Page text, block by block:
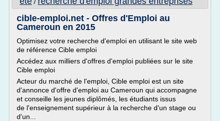
cible-emploi.net - Offres d'Emploi au
Cameroun en 2015
Optimisez votre recherche d'emploi en utilisant le site web
de référence Cible emploi
Accédez aux milliers d'offres d'emploi publiées sur le site
Cible emploi
Acteur du marché de l'emploi, Cible emploi est un site
d'annonce d'offre d'emploi au Cameroun qui accompagne
et conseille les jeunes diplômés, les étudiants issus
de l'enseignement supérieur à la recherche d'un stage ou
d'un...